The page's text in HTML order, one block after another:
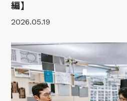
編】
2026.05.19